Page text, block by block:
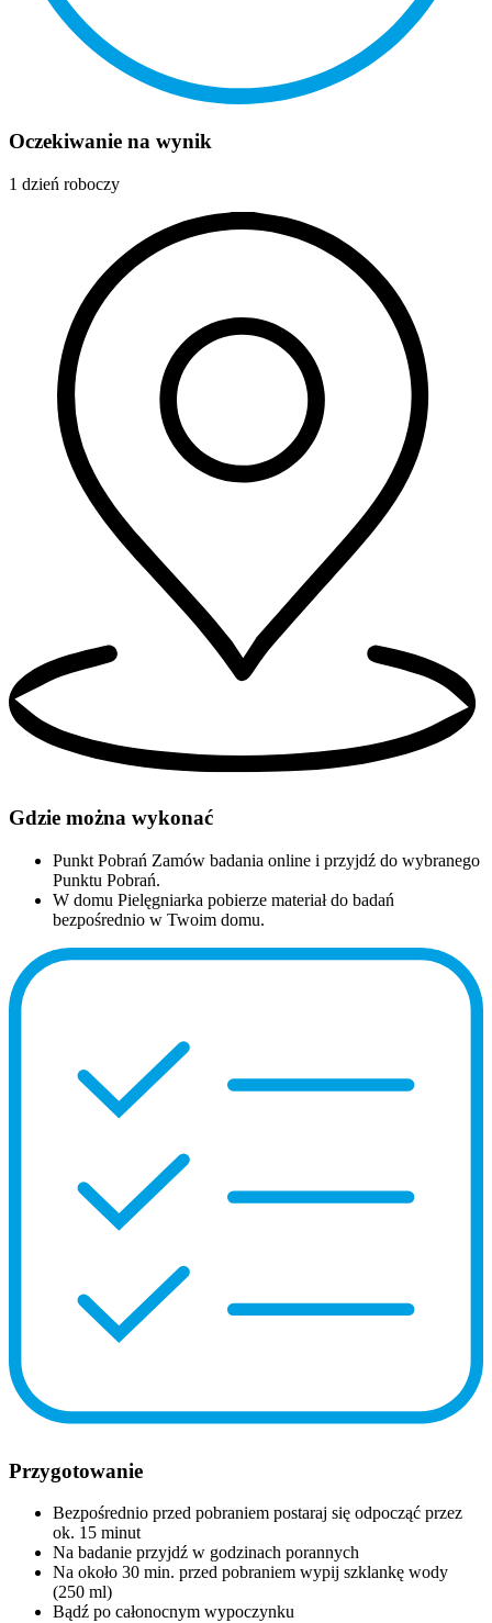
Oczekiwanie na wynik
1 dzień roboczy
Gdzie można wykonać
Punkt Pobrań Zamów badania online i przyjdź do wybranego
Punktu Pobrań.
W domu Pielęgniarka pobierze materiał do badań
bezpośrednio w Twoim domu.
Przygotowanie
Bezpośrednio przed pobraniem postaraj się odpocząć przez
ok. 15 minut
Na badanie przyjdź w godzinach porannych
Na około 30 min. przed pobraniem wypij szklankę wody
(250 ml)
Bądź po całonocnym wypoczynku